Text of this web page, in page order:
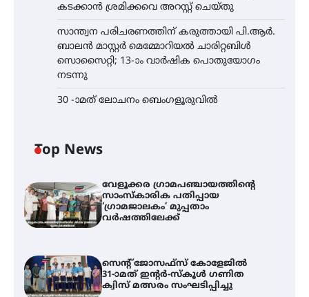
കടക്കാൻ ശ്രമിക്കവെ അറസ്റ്റ് ചെയ്തു
സാന്ത്വന പരിചരണത്തിന് കരുത്തായി പി.ആർ.
ബാലൻ മാസ്റ്റർ മെമ്മോറിയൽ ചാരിറ്റബിൾ
സൊസൈറ്റി; 13-ാം വാർഷിക പൊതുയോഗം
നടന്നു
30 -ാമത് ലോചനം ബെംഗളൂരുവിൽ
Top News
വേളൂക്കര ഗ്രാമപഞ്ചായത്തിന്റെ
സാംസ്കാരിക പതിപ്പായ
‘ഗ്രാമജാലകം’ മുപ്പതാം
വർഷത്തിലേക്ക്
സെന്റ് ജോസഫ്സ് കോളേജിൽ
31-ാമത് ഇന്റർ-സ്കൂൾ ഗണിത
ക്വിസ് മത്സരം സംഘടിപ്പിച്ചു